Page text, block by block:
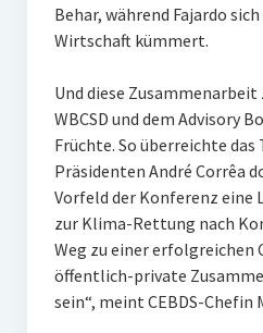
Behar, während Fajardo
Wirtschaft kümmert.
Und diese Zusammenarbeit
WBCSD und dem Advisory
Früchte. So überreichte das
Präsidenten André Corrêa
Vorfeld der Konferenz eine
zur Klima-Rettung nach
Weg zu einer erfolgreichen
öffentlich-private
sein“, meint CEBDS-Chefin